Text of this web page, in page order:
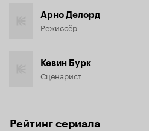
Арно Делорд
Режиссёр
Кевин Бурк
Сценарист
Рейтинг сериала